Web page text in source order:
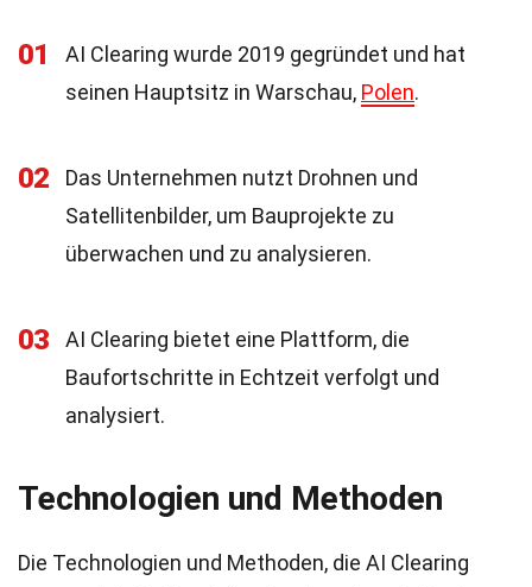
01
AI Clearing wurde 2019 gegründet und hat
seinen Hauptsitz in Warschau, Polen.
02
Das Unternehmen nutzt Drohnen und
Satellitenbilder, um Bauprojekte zu
überwachen und zu analysieren.
03
AI Clearing bietet eine Plattform, die
Baufortschritte in Echtzeit verfolgt und
analysiert.
Technologien und Methoden
Die Technologien und Methoden, die AI Clearing